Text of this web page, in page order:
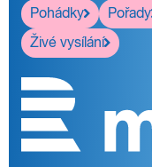
Pohádky
Pořady
Živé vysílání